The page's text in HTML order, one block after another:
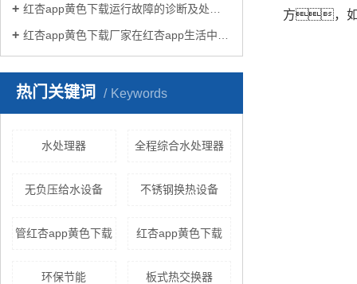
红杏app黄色下载运行故障的诊断及处理方法
红杏app黄色下载厂家在红杏app生活中有哪些作用？
热门关键词 Keywords
水处理器 全程综合水处理器
无负压给水设备 不锈钢换热设备
管红杏app黄色下载 红杏app黄色下载
环保节能 板式热交换器
方，